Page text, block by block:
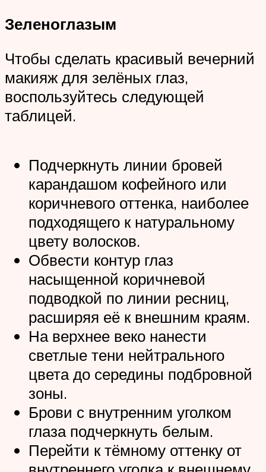
Зеленоглазым
Чтобы сделать красивый вечерний
макияж для зелёных глаз,
воспользуйтесь следующей
таблицей.
Подчеркнуть линии бровей
карандашом кофейного или
коричневого оттенка, наиболее
подходящего к натуральному
цвету волосков.
Обвести контур глаз
насыщенной коричневой
подводкой по линии ресниц,
расширяя её к внешним краям.
На верхнее веко нанести
светлые тени нейтрального
цвета до середины подбровной
зоны.
Брови с внутренним уголком
глаза подчеркнуть белым.
Перейти к тёмному оттенку от